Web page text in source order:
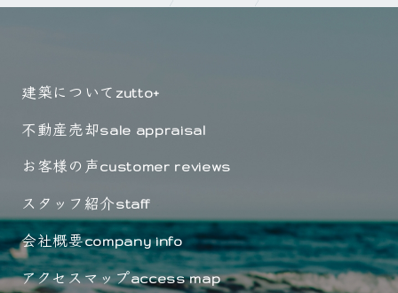
建築について zutto+
不動産売却sale appraisal
お客様の声customer reviews
スタッフ紹介staff
会社概要company info
アクセスマップaccess map